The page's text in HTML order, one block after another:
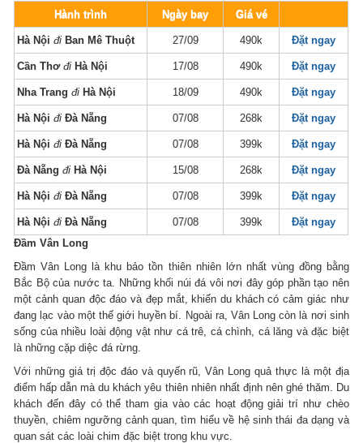
Hành trình Ngày bay Giá vé
Hà Nộiđi Ban Mê Thuột 27/09 490k Đặt ngay
Cần Thơđi Hà Nội 17/08 490k Đặt ngay
Nha Trangđi Hà Nội 18/09 490k Đặt ngay
Hà Nộiđi Đà Nẵng 07/08 268k Đặt ngay
Hà Nộiđi Đà Nẵng 07/08 399k Đặt ngay
Đà Nẵngđi Hà Nội 15/08 268k Đặt ngay
Hà Nộiđi Đà Nẵng 07/08 399k Đặt ngay
Hà Nộiđi Đà Nẵng 07/08 399k
Đặt ngay
Đầm Vân Long
Đầm Vân Long là khu bảo tồn thiên nhiên lớn nhất vùng đồng bằng
Bắc Bộ của nước ta. Những khối núi đá vôi nơi đây góp phần tạo nên
một cảnh quan độc đáo và đẹp mắt, khiến du khách có cảm giác như
đang lạc vào một thế giới huyền bí. Ngoài ra, Vân Long còn là nơi sinh
sống của nhiều loài động vật như cá trê, cá chình, cá lăng và đặc biệt
là những cặp diệc đá rừng.
Với những giá trị độc đáo và quyến rũ, Vân Long quả thực là một địa
điểm hấp dẫn mà du khách yêu thiên nhiên nhất định nên ghé thăm. Du
khách đến đây có thể tham gia vào các hoạt động giải trí như chèo
thuyền, chiêm ngưỡng cảnh quan, tìm hiểu về hệ sinh thái đa dạng và
quan sát các loài chim đặc biệt trong khu vực.